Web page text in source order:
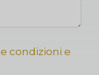
condizioni e